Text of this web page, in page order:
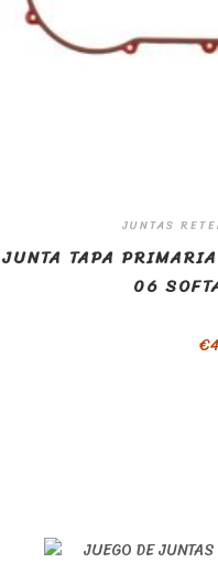
JUNTAS
JUNTA TAPA
06
€